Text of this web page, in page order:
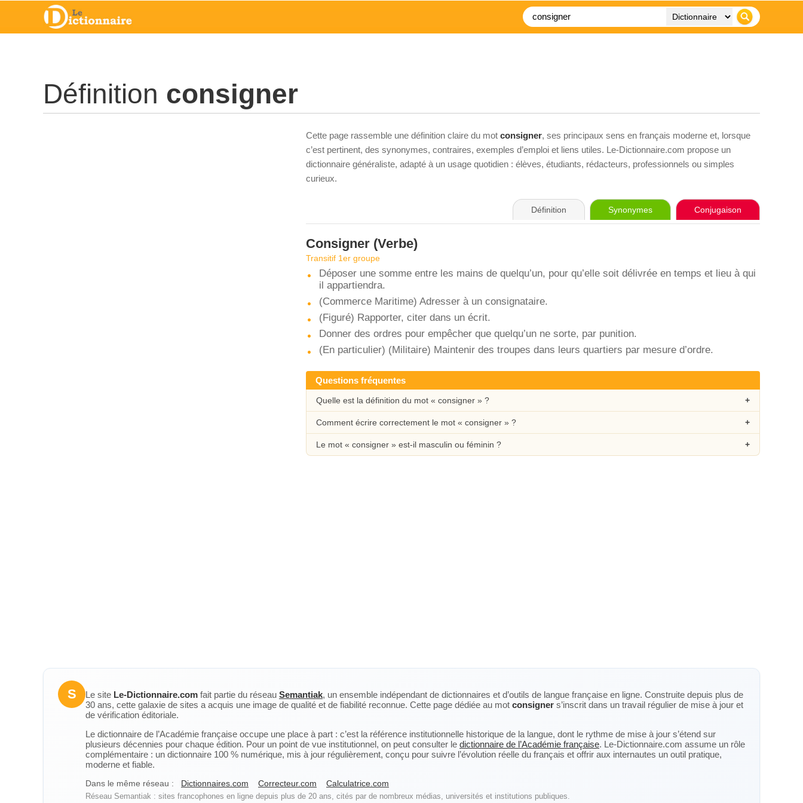
Définition consigner
Cette page rassemble une définition claire du mot consigner, ses principaux sens en français moderne et, lorsque
c’est pertinent, des synonymes, contraires, exemples d’emploi et liens utiles. Le-Dictionnaire.com propose un
dictionnaire généraliste, adapté à un usage quotidien : élèves, étudiants, rédacteurs, professionnels ou simples
curieux.
Définition Synonymes Conjugaison
Consigner (Verbe)
Transitif 1er groupe
Déposer une somme entre les mains de quelqu’un, pour qu’elle soit délivrée en temps et lieu à qui
il appartiendra.
(Commerce Maritime) Adresser à un consignataire.
(Figuré) Rapporter, citer dans un écrit.
Donner des ordres pour empêcher que quelqu’un ne sorte, par punition.
(En particulier) (Militaire) Maintenir des troupes dans leurs quartiers par mesure d’ordre.
Questions fréquentes
Quelle est la définition du mot « consigner » ?
Comment écrire correctement le mot « consigner » ?
Le mot « consigner » est-il masculin ou féminin ?
S Le site Le-Dictionnaire.com fait partie du réseau Semantiak, un ensemble indépendant de dictionnaires et d’outils de langue française en ligne. Construite depuis plus de
30 ans, cette galaxie de sites a acquis une image de qualité et de fiabilité reconnue. Cette page dédiée au mot consigner s’inscrit dans un travail régulier de mise à jour et
de vérification éditoriale.
Le dictionnaire de l’Académie française occupe une place à part : c’est la référence institutionnelle historique de la langue, dont le rythme de mise à jour s’étend sur
plusieurs décennies pour chaque édition. Pour un point de vue institutionnel, on peut consulter le dictionnaire de l’Académie française. Le-Dictionnaire.com assume un rôle
complémentaire : un dictionnaire 100 % numérique, mis à jour régulièrement, conçu pour suivre l’évolution réelle du français et offrir aux internautes un outil pratique,
moderne et fiable.
Dans le même réseau : Dictionnaires.com Correcteur.com Calculatrice.com
Réseau Semantiak : sites francophones en ligne depuis plus de 20 ans, cités par de nombreux médias, universités et institutions publiques.